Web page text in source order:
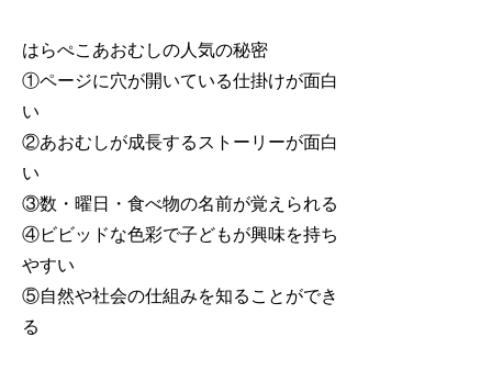
はらぺこあおむしの人気の秘密
①ページに穴が開いている仕掛けが面白
い
②あおむしが成長するストーリーが面白
い
③数・曜日・食べ物の名前が覚えられる
④ビビッドな色彩で子どもが興味を持ち
やすい
⑤自然や社会の仕組みを知ることができ
る